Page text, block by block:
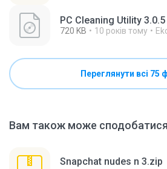
720 KB 10 років тому
Переглянути всі 75
Вам також може сподобатися
Snapchat nudes n 3.zip